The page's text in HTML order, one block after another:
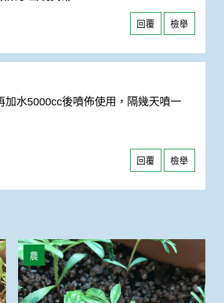
回覆 檢舉
水5000cc後噴佈使用，隔幾天噴一
回覆 檢舉
噴灑自製蒜頭汁除蟲劑之後葉子枯萎
農